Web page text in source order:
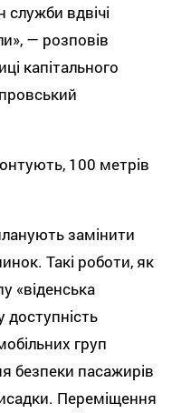
служби вдвічі
— розповів
капітального
100 метрів
замінити
Такі роботи, як
«віденська
доступність
груп
безпеки пасажирів
Переміщення